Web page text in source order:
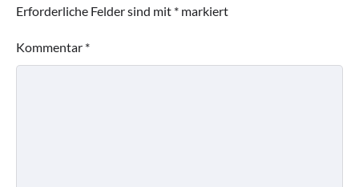
Erforderliche Felder sind mit * markiert
Kommentar *